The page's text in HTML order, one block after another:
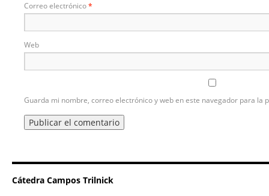
Correo electrónico*
Web
Guarda mi nombre, correo electrónico y web en este navegador para la
Cátedra Campos Trilnick